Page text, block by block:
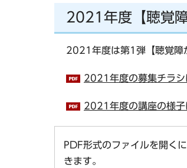
2021年度【聴覚
2021年度は第1弾【聴覚障
2021年度の募集チラシ
2021年度の講座の様子
PDF形式のファイルを開
きます。